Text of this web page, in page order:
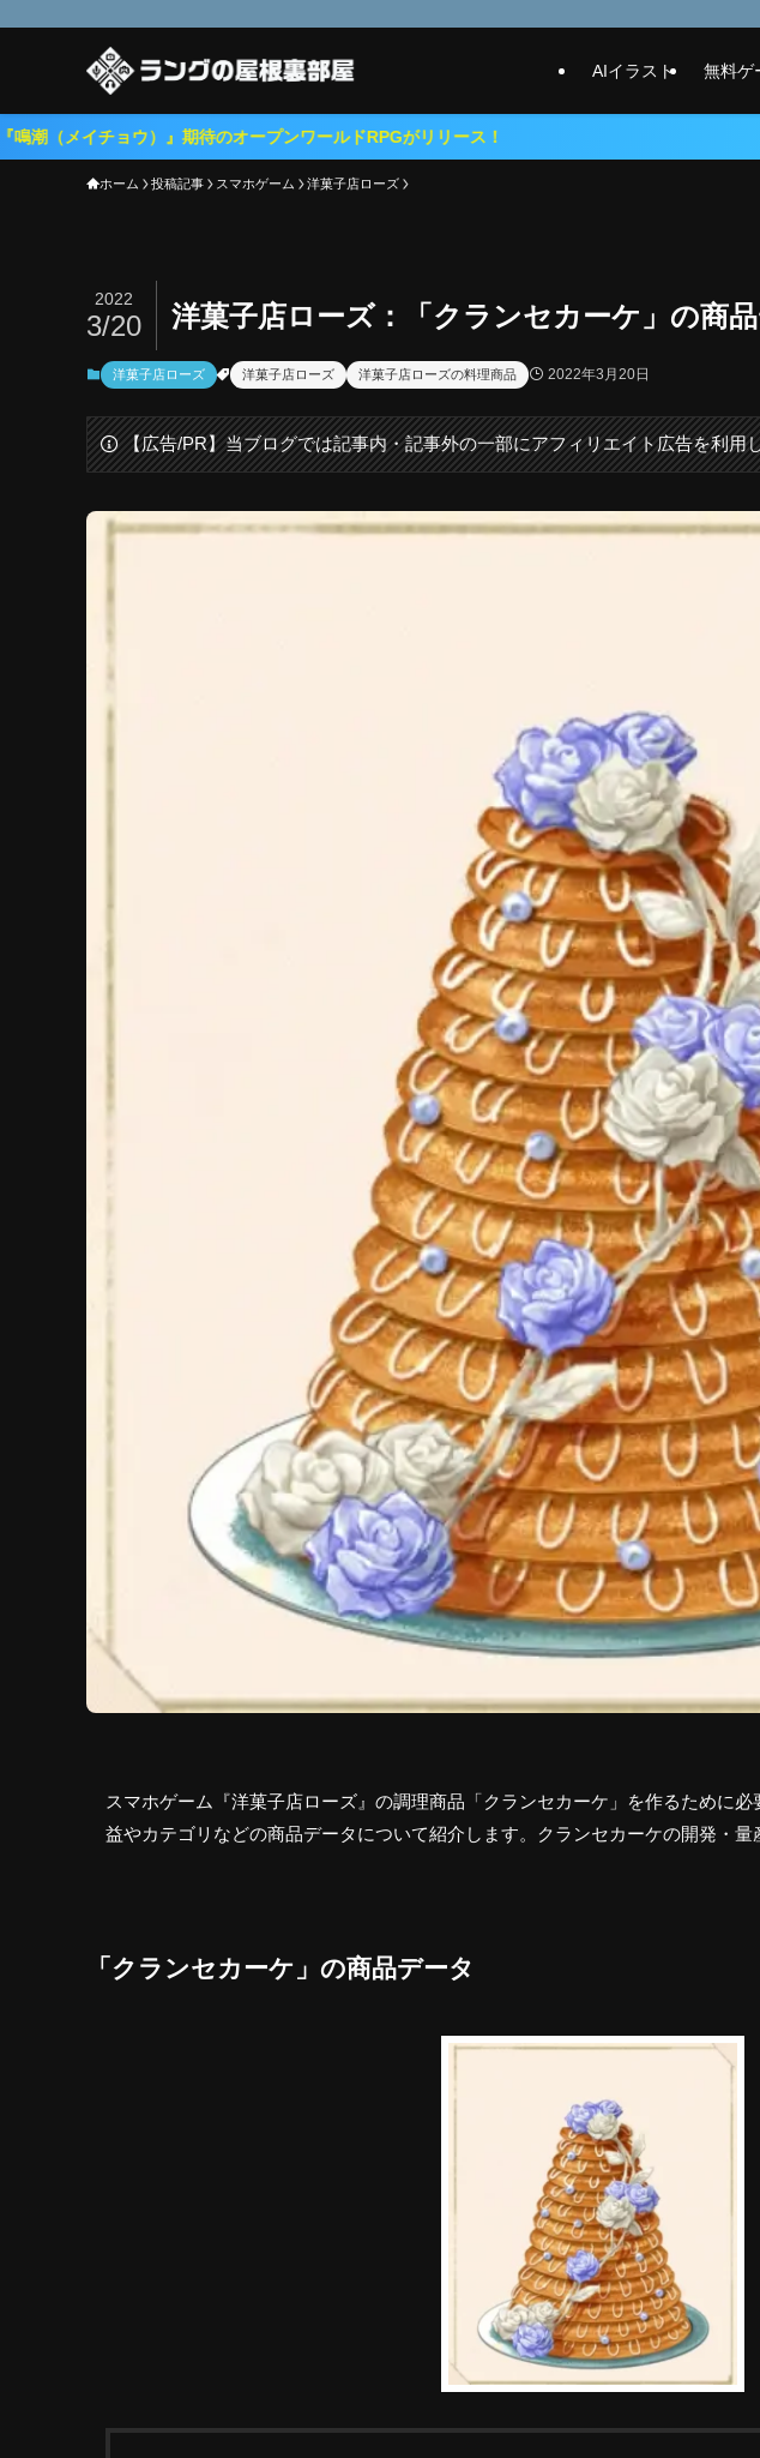
AIイラスト 無料ゲ
待のオープンワールドRPGがリリース！
ホーム 投稿記事 スマホゲーム 洋菓子店ローズ
洋菓子店ローズ：「クランセカーケ」の商
2022
3/20
洋菓子店ローズ 洋菓子店ローズ 洋菓子店ローズの料理商品 2022年3月20日
【広告/PR】当ブログでは記事内・記事外の一部にアフィリエイト広告を利用
スマホゲーム『洋菓子店ローズ』の調理商品「クランセカーケ」を作るために
益やカテゴリなどの商品データについて紹介します。クランセカーケの開発・量
「クランセカーケ」の商品データ